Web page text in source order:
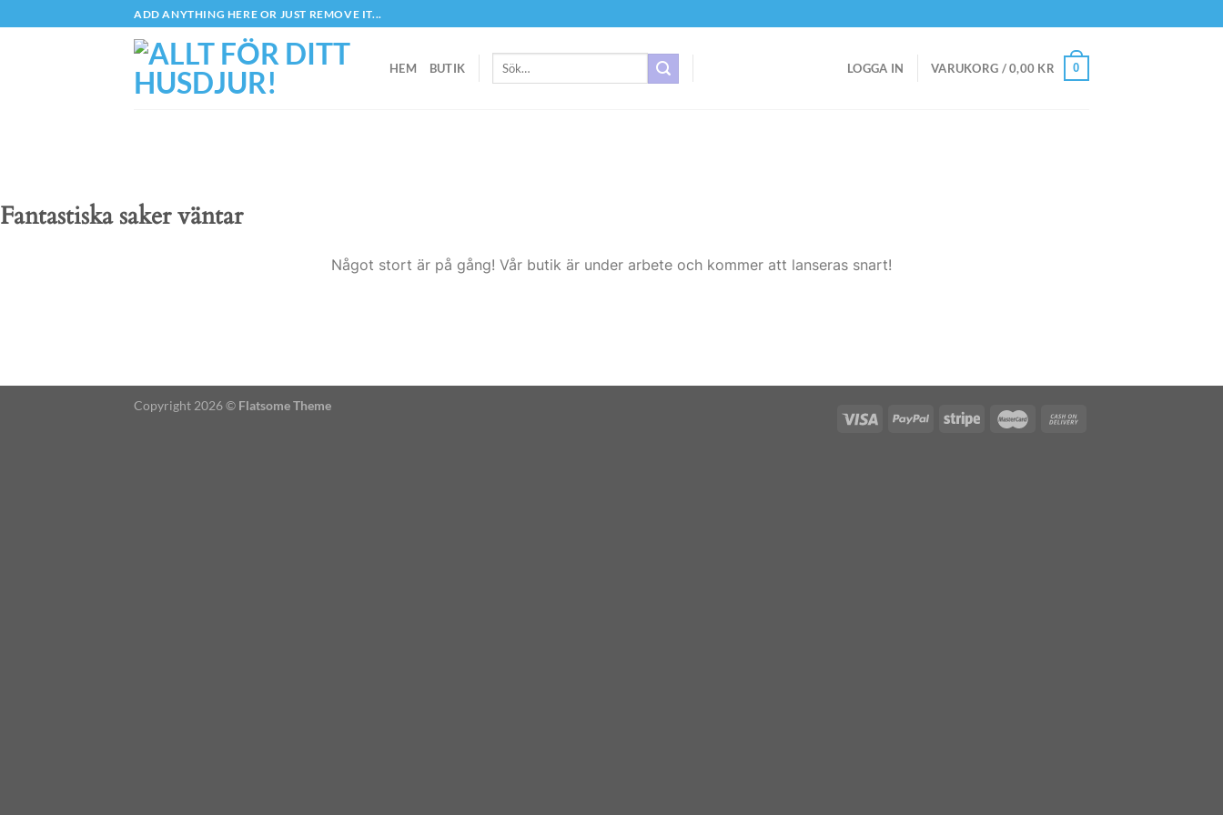
to
ADD ANYTHING HERE OR JUST REMOVE IT...
HEM BUTIK
Sök
LOGGA IN VARUKORG /0,00 KR 0
Fantastiska saker väntar
Något stort är på gång! Vår butik är under arbete och kommer att lanseras snart!
Copyright 2026 © Flatsome Theme